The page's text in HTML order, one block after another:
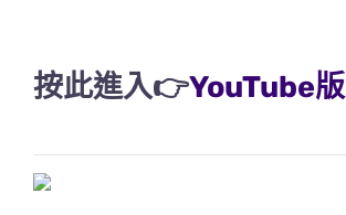
按此進入👉YouTube版